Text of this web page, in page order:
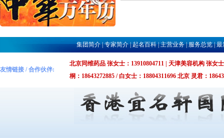
集团简介|专家简介|起名百科|主营业务|服务总览|最
友情链接 / 合作伙伴:
北京同维药品 张女士：13910804711 | 天津美容机构 张女
桐：18643272885 / 白女士：18804311696 北京 灵君：